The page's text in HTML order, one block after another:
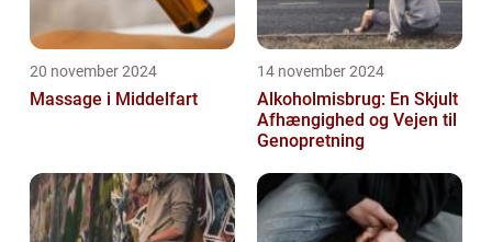
20 november 2024
Massage i Middelfart
14 november 2024
Alkoholmisbrug: En Skjult
Afhængighed og Vejen til
Genopretning